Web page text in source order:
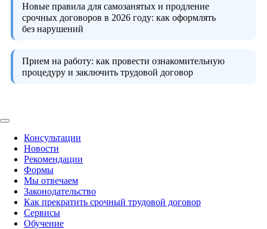
Новые правила для самозанятых и продление
срочных договоров в 2026 году: как оформлять
без нарушений
Прием на работу: как провести ознакомительную
процедуру и заключить трудовой договор
Консультации
Новости
Рекомендации
Формы
Мы отвечаем
Законодательство
Как прекратить срочный трудовой договор
Сервисы
Обучение